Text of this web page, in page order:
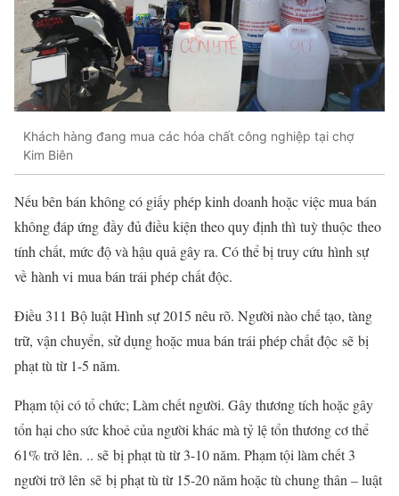
Khách hàng đang mua các hóa chất công nghiệp tại chợ
Kim Biên
Nếu bên bán không có giấy phép kinh doanh hoặc việc mua bán
không đáp ứng đầy đủ điều kiện theo quy định thì tuỳ thuộc theo
tính chất, mức độ và hậu quả gây ra. Có thể bị truy cứu hình sự
về hành vi mua bán trái phép chất độc.
Điều 311 Bộ luật Hình sự 2015 nêu rõ. Người nàochế tạo, tàng
trữ, vận chuyển, sử dụng hoặc mua bán trái phép chất độc sẽ bị
phạt tù từ 1-5 năm.
Phạm tội có tổ chức; Làm chết người. Gây thương tích hoặc gây
tổn hại cho sức khoẻ của người khác mà tỷ lệ tổn thương cơ thể
61% trở lên. .. sẽ bị phạt tù từ 3-10 năm. Phạm tội làm chết 3
người trở lên sẽ bị phạt tù từ 15-20 năm hoặc tù chung thân – luật